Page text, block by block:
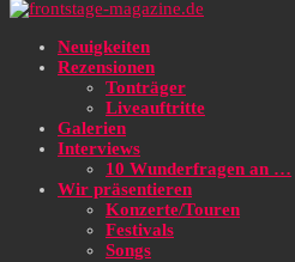
Neuigkeiten
Rezensionen
Tonträger
Liveauftritte
Galerien
Interviews
10 Wunderfragen an …
Wir präsentieren
Konzerte/Touren
Festivals
Songs